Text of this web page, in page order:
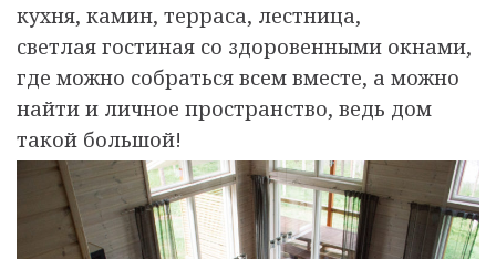
кухня, камин, терраса, лестница,
светлая гостиная со здоровенными окнами,
где можно собраться всем вместе, а можно
найти и личное пространство, ведь дом
такой большой!